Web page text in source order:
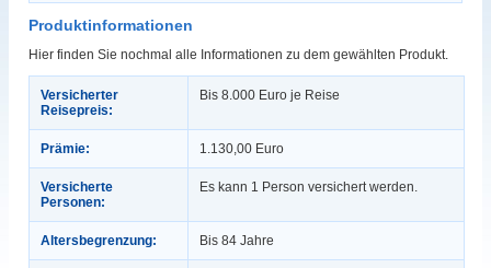
Produktinformationen
Hier finden Sie nochmal alle Informationen zu dem gewählten Produkt.
Versicherter
Reisepreis:
Bis 8.000 Euro je Reise
Prämie: 1.130,00 Euro
Versicherte
Personen:
Es kann 1 Person versichert werden.
Altersbegrenzung: Bis 84 Jahre